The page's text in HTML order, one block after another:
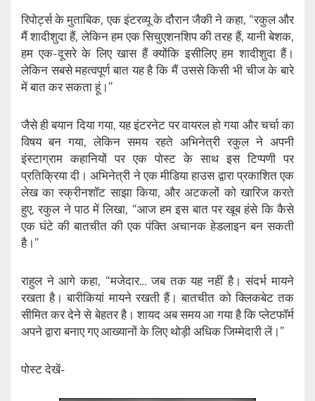
रिपोर्ट्स के मुताबिक, एक इंटरव्यू के दौरान जैकी ने कहा, “रकुल और
मैं शादीशुदा हैं, लेकिन हम एक सिचुएशनशिप की तरह हैं, यानी बेशक,
हम एक-दूसरे के लिए खास हैं क्योंकि इसीलिए हम शादीशुदा हैं।
लेकिन सबसे महत्वपूर्ण बात यह है कि मैं उससे किसी भी चीज के बारे
में बात कर सकता हूं।”
जैसे ही बयान दिया गया, यह इंटरनेट पर वायरल हो गया और चर्चा का
विषय बन गया, लेकिन समय रहते अभिनेत्री रकुल ने अपनी
इंस्टाग्राम कहानियों पर एक पोस्ट के साथ इस टिप्पणी पर
प्रतिक्रिया दी। अभिनेत्री ने एक मीडिया हाउस द्वारा प्रकाशित एक
लेख का स्क्रीनशॉट साझा किया, और अटकलों को खारिज करते
हुए, रकुल ने पाठ में लिखा, “आज हम इस बात पर खूब हंसे कि कैसे
एक घंटे की बातचीत की एक पंक्ति अचानक हेडलाइन बन सकती
है।”
राहुल ने आगे कहा, “मजेदार… जब तक यह नहीं है। संदर्भ मायने
रखता है। बारीकियां मायने रखती हैं। बातचीत को क्लिकबेट तक
सीमित कर देने से बेहतर है। शायद अब समय आ गया है कि प्लेटफॉर्म
अपने द्वारा बनाए गए आख्यानों के लिए थोड़ी अधिक जिम्मेदारी लें।”
पोस्ट देखें-